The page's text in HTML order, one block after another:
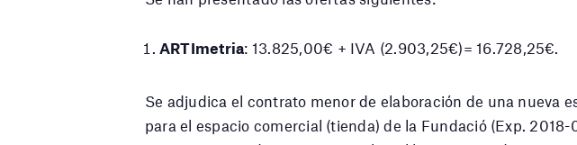
ARTImetria: 13.825,00€ + IVA (2.903,25€)= 16.728,25€.
Se adjudica el contrato menor de elaboración de una nueva
para el espacio comercial (tienda) de la Fundació (Exp.